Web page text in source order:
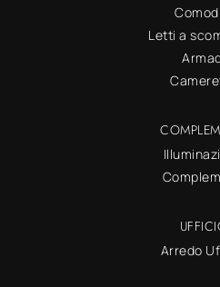
Letti a
Arredo